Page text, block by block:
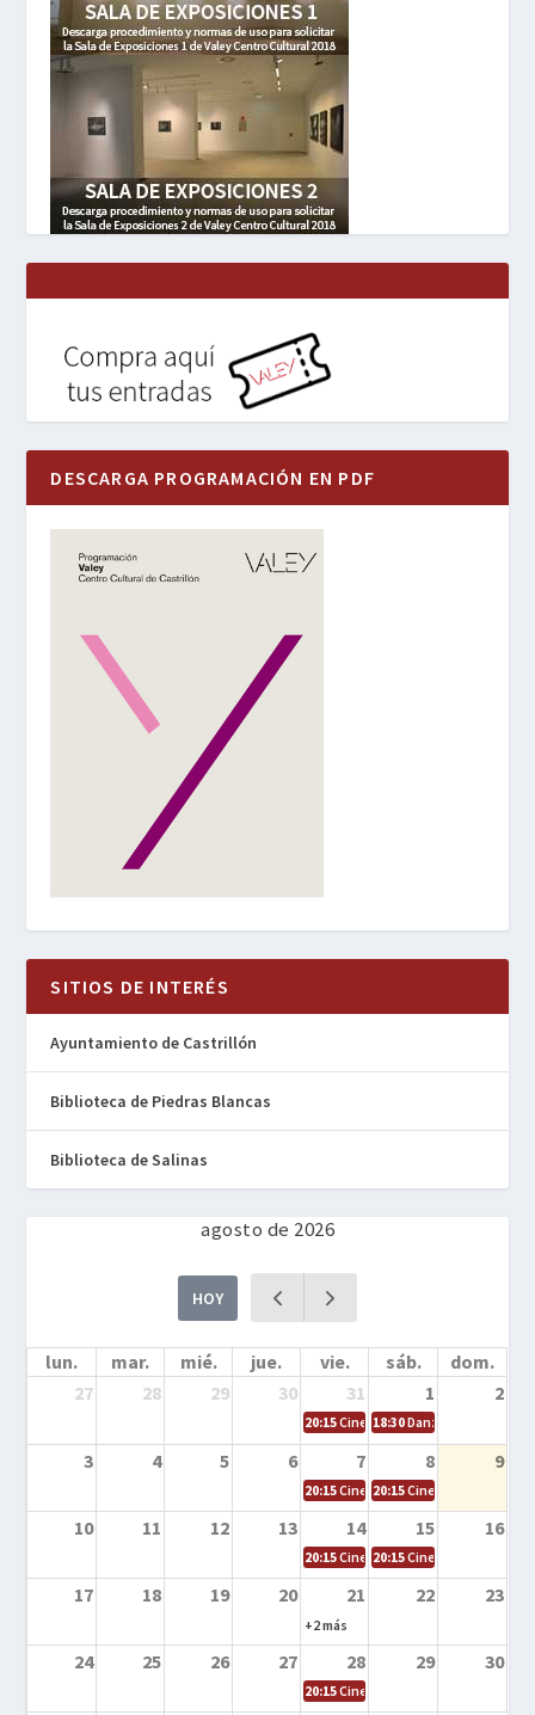
DESCARGA PROGRAMACIÓN EN PDF
SITIOS DE INTERÉS
Ayuntamiento de Castrillón
Biblioteca de Piedras Blancas
Biblioteca de Salinas
agosto de 2026
HOY
lun. mar. mié. jue. vie. sáb.
dom.
27
28 29 30 31 1 2
20:15Cine en la calle – Cómo
18:30Danza – Cita en el
3 4 5 6 7 8 9
20:15Cine en la calle – El niño y la
20:15Cine en la calle –
10 11 12 13 14 15 16
20:15Cine en la calle – Tortugas
20:15Cine en la calle –
17 18 19 20 21 22 23
+2 más
24 25 26 27 28 29 30
20:15Cine en el calle – Tintín y el